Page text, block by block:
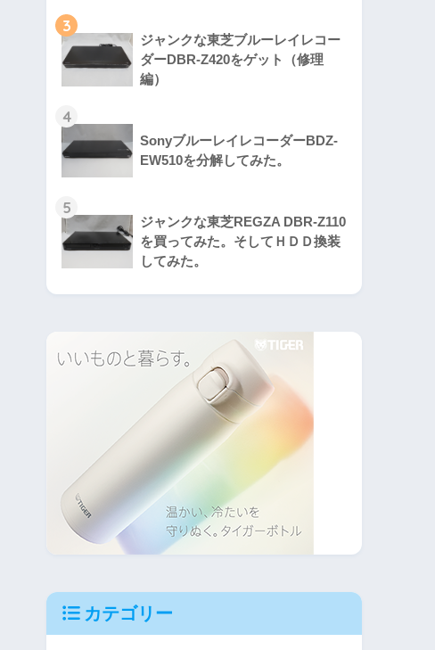
3
ジャンクな東芝ブルーレイレコー
ダーDBR-Z420をゲット（修理
編）
4
SonyブルーレイレコーダーBDZ-
EW510を分解してみた。
5
ジャンクな東芝REGZA DBR-Z110
を買ってみた。そしてＨＤＤ換装
してみた。
カテゴリー